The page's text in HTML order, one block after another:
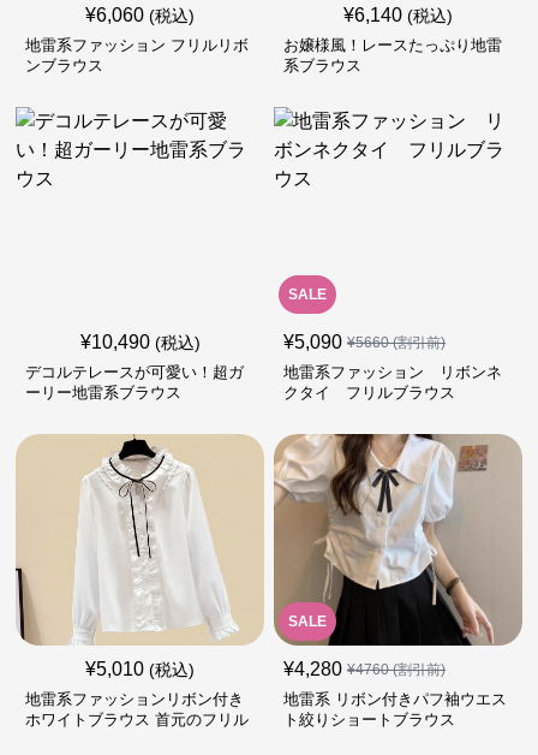
¥6,060 (税込)
地雷系ファッション フリルリボ
ンブラウス
¥6,140 (税込)
お嬢様風！レースたっぷり地雷
系ブラウス
¥10,490 (税込)
デコルテレースが可愛い！超ガ
ーリー地雷系ブラウス
SALE
¥5,090 ¥5660(割引前)
地雷系ファッション リボンネ
クタイ フリルブラウス
¥5,010 (税込)
地雷系ファッションリボン付き
ホワイトブラウス 首元のフリル
SALE
¥4,280 ¥4760(割引前)
地雷系 リボン付きパフ袖ウエス
ト絞りショートブラウス